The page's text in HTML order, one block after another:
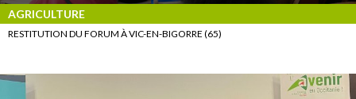
AGRICULTURE
RESTITUTION DU FORUM À VIC-EN-BIGORRE (65)